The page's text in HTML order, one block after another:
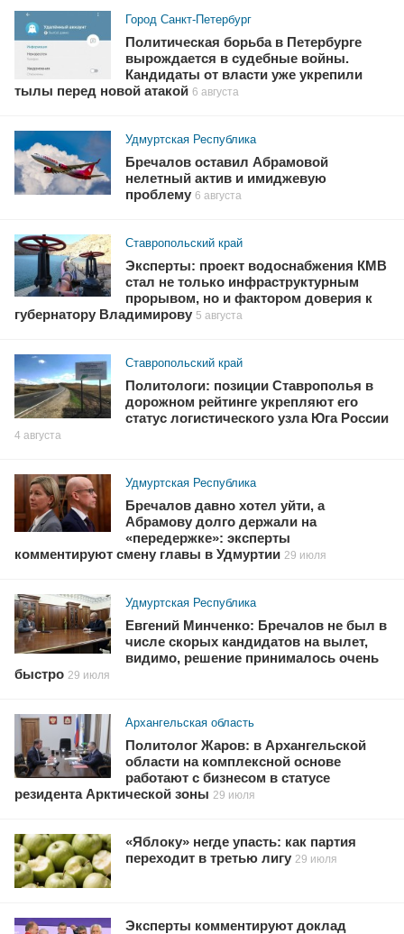
Город Санкт-Петербург
Политическая борьба в Петербурге
вырождается в судебные войны.
Кандидаты от власти уже укрепили
тылы перед новой атакой 6 августа
Удмуртская Республика
Бречалов оставил Абрамовой
нелетный актив и имиджевую
проблему 6 августа
Ставропольский край
Эксперты: проект водоснабжения КМВ
стал не только инфраструктурным
прорывом, но и фактором доверия к
губернатору Владимирову 5 августа
Ставропольский край
Политологи: позиции Ставрополья в
дорожном рейтинге укрепляют его
статус логистического узла Юга России
4 августа
Удмуртская Республика
Бречалов давно хотел уйти, а
Абрамову долго держали на
«передержке»: эксперты
комментируют смену главы в Удмуртии 29 июля
Удмуртская Республика
Евгений Минченко: Бречалов не был в
числе скорых кандидатов на вылет,
видимо, решение принималось очень
быстро 29 июля
Архангельская область
Политолог Жаров: в Архангельской
области на комплексной основе
работают с бизнесом в статусе
резидента Арктической зоны 29 июля
«Яблоку» негде упасть: как партия
переходит в третью лигу 29 июля
Эксперты комментируют доклад